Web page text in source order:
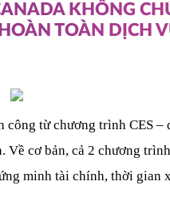
KHÔNG
TOÀN DỊCH
từ chương trình CES –
cơ bản, cả 2 chương
minh tài chính, thời gian